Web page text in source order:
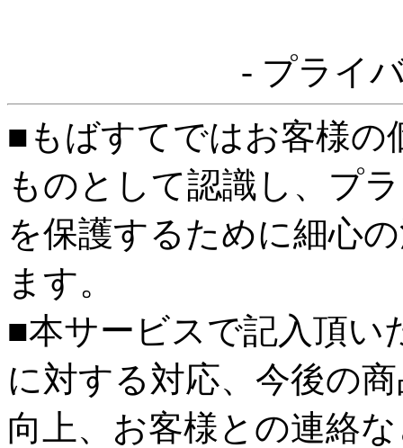
- プライ
■もばすてではお客様の
ものとして認識し、プ
を保護するために細心
ます。
■本サービスで記入頂い
に対する対応、今後の
向上、お客様との連絡